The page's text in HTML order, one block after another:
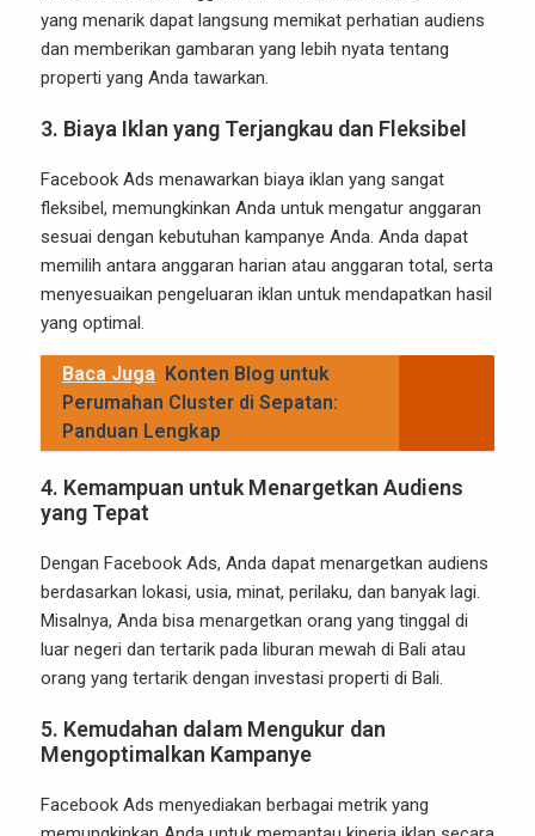
yang menarik dapat langsung memikat perhatian audiens
dan memberikan gambaran yang lebih nyata tentang
properti yang Anda tawarkan.
3. Biaya Iklan yang Terjangkau dan Fleksibel
Facebook Ads menawarkan biaya iklan yang sangat
fleksibel, memungkinkan Anda untuk mengatur anggaran
sesuai dengan kebutuhan kampanye Anda. Anda dapat
memilih antara anggaran harian atau anggaran total, serta
menyesuaikan pengeluaran iklan untuk mendapatkan hasil
yang optimal.
Baca Juga Konten Blog untuk
Perumahan Cluster di Sepatan:
Panduan Lengkap
4. Kemampuan untuk Menargetkan Audiens
yang Tepat
Dengan Facebook Ads, Anda dapat menargetkan audiens
berdasarkan lokasi, usia, minat, perilaku, dan banyak lagi.
Misalnya, Anda bisa menargetkan orang yang tinggal di
luar negeri dan tertarik pada liburan mewah di Bali atau
orang yang tertarik dengan investasi properti di Bali.
5. Kemudahan dalam Mengukur dan
Mengoptimalkan Kampanye
Facebook Ads menyediakan berbagai metrik yang